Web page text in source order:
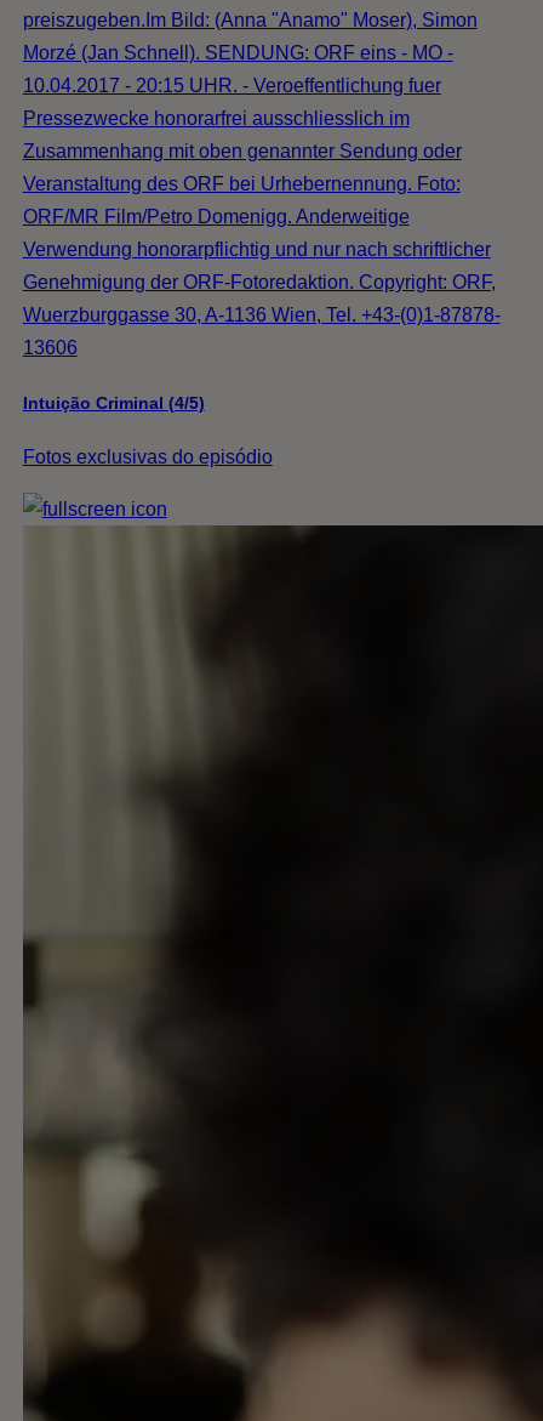
preiszugeben.Im Bild: (Anna "Anamo" Moser), Simon
Morzé (Jan Schnell). SENDUNG: ORF eins - MO -
10.04.2017 - 20:15 UHR. - Veroeffentlichung fuer
Pressezwecke honorarfrei ausschliesslich im
Zusammenhang mit oben genannter Sendung oder
Veranstaltung des ORF bei Urhebernennung. Foto:
ORF/MR Film/Petro Domenigg. Anderweitige
Verwendung honorarpflichtig und nur nach schriftlicher
Genehmigung der ORF-Fotoredaktion. Copyright: ORF,
Wuerzburggasse 30, A-1136 Wien, Tel. +43-(0)1-87878-
13606
Intuição Criminal (4/5)
Fotos exclusivas do episódio